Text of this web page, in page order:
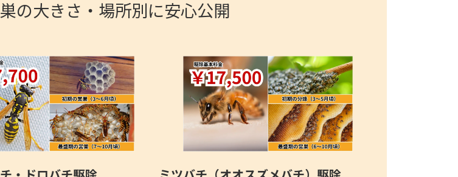
の大きさ・場所別に安心公開